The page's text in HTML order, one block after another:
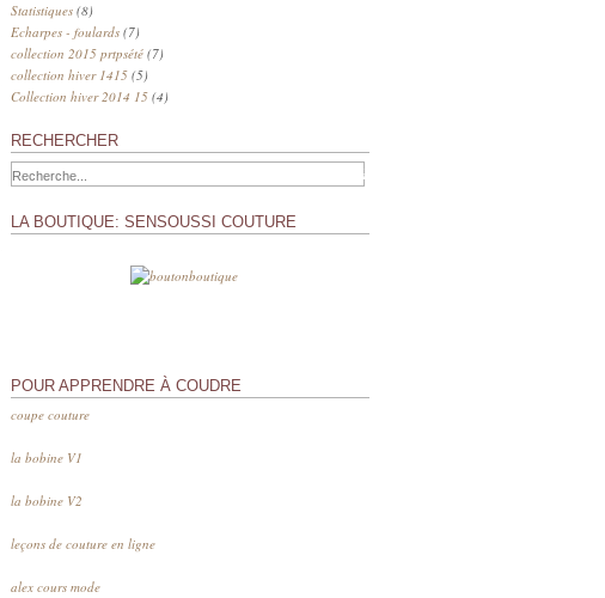
Statistiques (8)
Echarpes - foulards (7)
collection 2015 prtpsété (7)
collection hiver 1415 (5)
Collection hiver 2014 15 (4)
RECHERCHER
LA BOUTIQUE: SENSOUSSI COUTURE
POUR APPRENDRE À COUDRE
coupe couture
la bobine V1
la bobine V2
leçons de couture en ligne
alex cours mode